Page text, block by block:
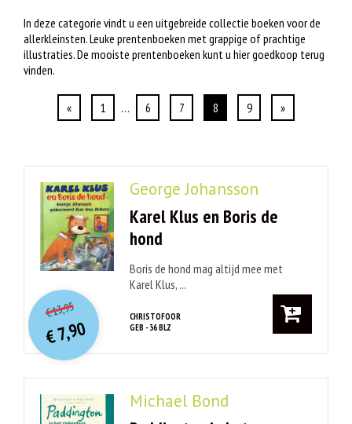
In deze categorie vindt u een uitgebreide collectie boeken voor de
allerkleinsten. Leuke prentenboeken met grappige of prachtige
illustraties. De mooiste prentenboeken kunt u hier goedkoop terug
vinden.
« 1 … 6 7 8 9 »
George Johansson
Karel Klus en Boris de
hond
Boris de hond mag altijd mee met
Karel Klus, ...
CHRISTOFOOR
GEB - 36 BLZ
€13,95O
orspr
onkelijke
prijs
was:
€ 13,95.
€7,90
Huidige
prijs
is:
€ 7,90.
Michael Bond